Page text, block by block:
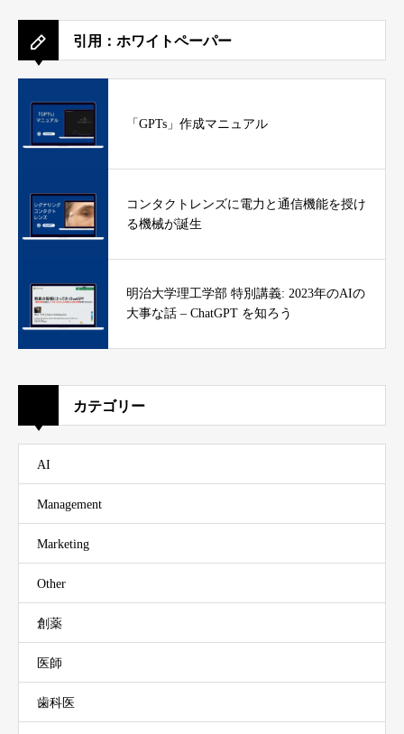
引用：ホワイトペーパー
「GPTs」作成マニュアル
コンタクトレンズに電力と通信機能を授け
る機械が誕生
明治大学理工学部 特別講義: 2023年のAIの
大事な話 – ChatGPT を知ろう
カテゴリー
AI
Management
Marketing
Other
創薬
医師
歯科医